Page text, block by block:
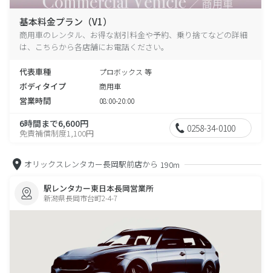
基本料金プラン（V1）
商用車のレンタル、お得な割引料金や予約、乗り捨てなどの詳細
は、こちらから各店舗にお電話ください。
代表車種 プロボックス 等
ボディタイプ 商用車
営業時間 08:00-20:00
6時間まで6,600円
免責補償制度1,100円 0258-34-0100
オリックスレンタカー長岡駅前店から 190m
駅レンタカー東日本長岡営業所
新潟県長岡市台町2-4-7